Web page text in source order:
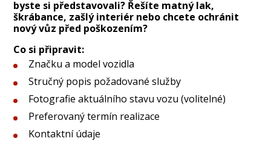
byste si představovali? Řešíte matný lak,
škrábance, zašlý interiér nebo chcete ochránit
nový vůz před poškozením?
Co si připravit:
Značku a model vozidla
Stručný popis požadované služby
Fotografie aktuálního stavu vozu (volitelné)
Preferovaný termín realizace
Kontaktní údaje